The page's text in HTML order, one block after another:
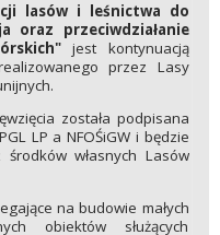
lasów i leśnictwa do
oraz przeciwdziałanie
jest kontynuacją
przez Lasy
została podpisana
LP a NFOŚiGW i będzie
własnych Lasów
na budowie małych
obiektów służących